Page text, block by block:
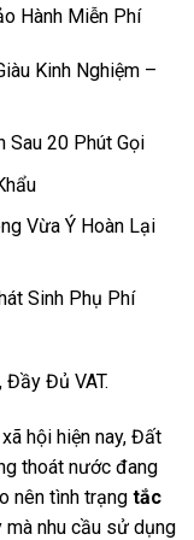
Hành Miễn Phí
Kinh Nghiệm –
Sau 20 Phút Gọi
Vừa Ý Hoàn Lại
Sinh Phụ Phí
Đủ VAT.
hội hiện nay, Đất
thoát nước đang
nên tình trạng tắc
nhu cầu sử dụng